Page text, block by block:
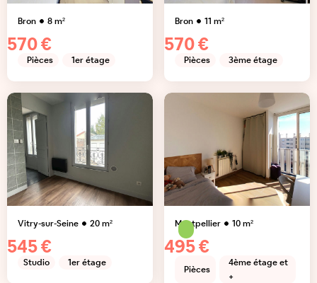
Bron 8m²
570 €
Pièces 1er étage
Bron 11 m²
570 €
Pièces 3ème étage
Vitry-sur-Seine 20m²
545 €
Studio 1er étage
Montpellier 10m²
495 €
Pièces
4ème étage et
+